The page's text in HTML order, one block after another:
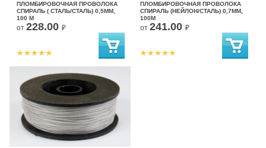
ПЛОМБИРОВОЧНАЯ ПРОВОЛОКА
СПИРАЛЬ ( СТАЛЬ/СТАЛЬ) 0,5ММ,
100 М
от 228.00 ₽
ПЛОМБИРОВОЧНАЯ ПРОВОЛОКА
СПИРАЛЬ (НЕЙЛОН/СТАЛЬ) 0,7ММ,
100М
от 241.00 ₽